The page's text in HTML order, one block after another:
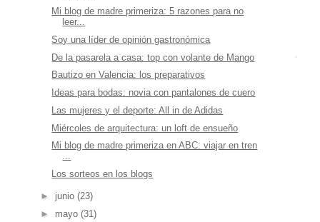
Mi blog de madre primeriza: 5 razones para no
leer...
Soy una líder de opinión gastronómica
De la pasarela a casa: top con volante de Mango
Bautizo en Valencia: los preparativos
Ideas para bodas: novia con pantalones de cuero
Las mujeres y el deporte: All in de Adidas
Miércoles de arquitectura: un loft de ensueño
Mi blog de madre primeriza en ABC: viajar en tren
...
Los sorteos en los blogs
► junio (23)
► mayo (31)